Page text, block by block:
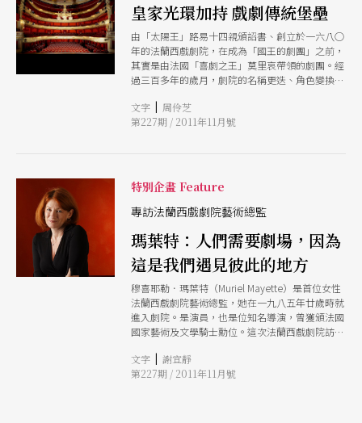
皇家光環加持 戲劇傳統堡壘
由「太陽王」路易十四親頒詔書、創立於一六八○
年的法蘭西戲劇院，在成為「國王的劇團」之前，
其實是由法國「喜劇之王」莫里哀帶領的劇團。經
過三百多年的歲月，劇院的名稱更迭、角色變換，
千齣經典定目劇的法蘭西戲劇院仍是堅守法國戲劇
傳統的堡壘，在傳統中也不忘探尋經典與當代的關
文字 | 周伶芝
第227期 / 2011年11月號
特別企畫 Feature
專訪法蘭西戲劇院藝術總監
瑪葉特：人們需要劇場，因為
這是我們遇見彼此的地方
穆喜耶勒．瑪葉特（Muriel Mayette）是首位女性
法蘭西戲劇院藝術總監，她在一九八五年廿歲時就
進入劇院。是演員，也是位知名導演，曾獲頒法國
國家藝術及文學騎士勳位。這次法蘭西戲劇院訪台
（Toinette），也是她的代表性角色之一，此次她
更將親自來台詮釋此角。趁此機會，本刊獨家專訪
文字 | 謝宜靜
第227期 / 2011年11月號